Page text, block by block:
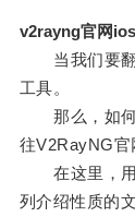
v2rayng官网
当我们要翻
工具。
那么，如何
往V2RayNG官
在这里，用
列介绍性质的